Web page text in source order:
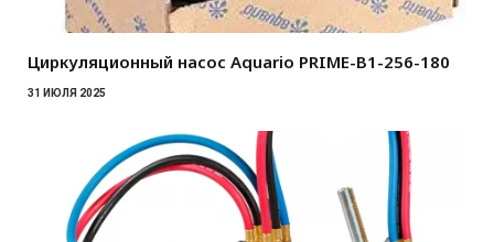
Циркуляционный насос Aquario PRIME-B1-256-180
31 ИЮЛЯ 2025